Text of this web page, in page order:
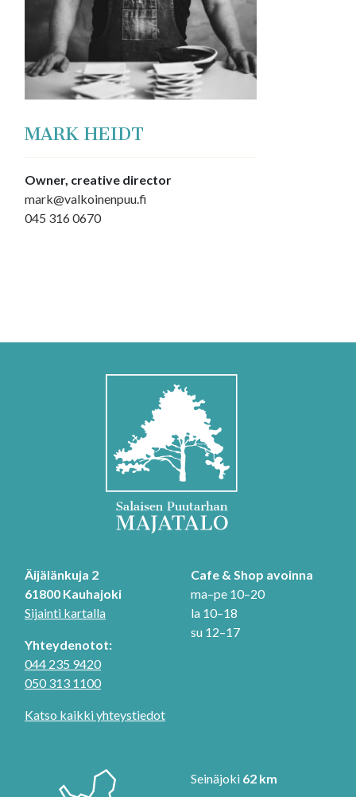
MARK HEIDT
Owner, creative director
mark@valkoinenpuu.fi
045 316 0670
Äijälänkuja 2
61800 Kauhajoki
Sijainti kartalla
Yhteydenotot:
044 235 9420
050 313 1100
Katso kaikki yhteystiedot
Cafe & Shop avoinna
ma–pe 10–20
la 10–18
su 12–17
Seinäjoki 62 km